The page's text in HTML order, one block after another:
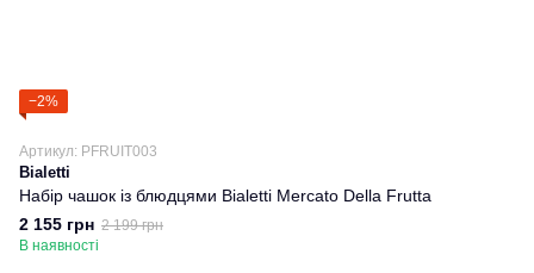
−2%
Артикул: PFRUIT003
Bialetti
Набір чашок із блюдцями Bialetti Mercato Della Frutta
2 155 грн 2 199 грн
В наявності